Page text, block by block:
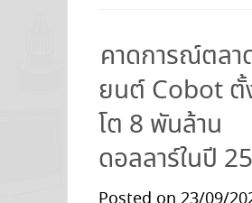
งาน
คาดการณ์ตลา
ยนต์ Cobot ตั้
โต 8 พันล้าน
ดอลลาร์ในปี